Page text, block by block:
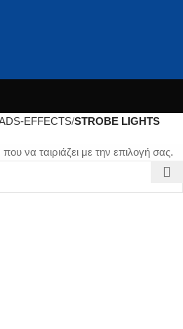
EFFECTS STROBE LIGHTS
να ταιριάζει με την επιλογή σας.